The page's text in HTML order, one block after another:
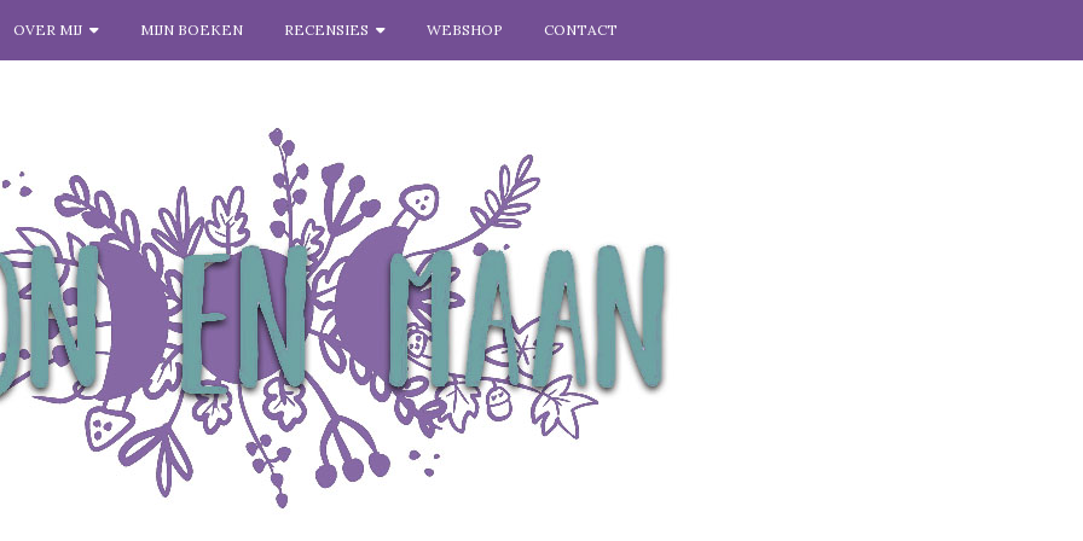
OVER MIJ MIJN BOEKEN RECENSIES WEBSHOP CONTACT